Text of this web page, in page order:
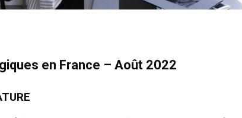
en France – Août 2022